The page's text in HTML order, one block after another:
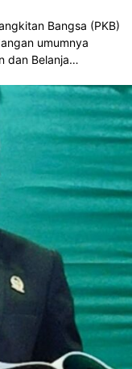
Bangsa (PKB)
umumnya
dan Belanja…